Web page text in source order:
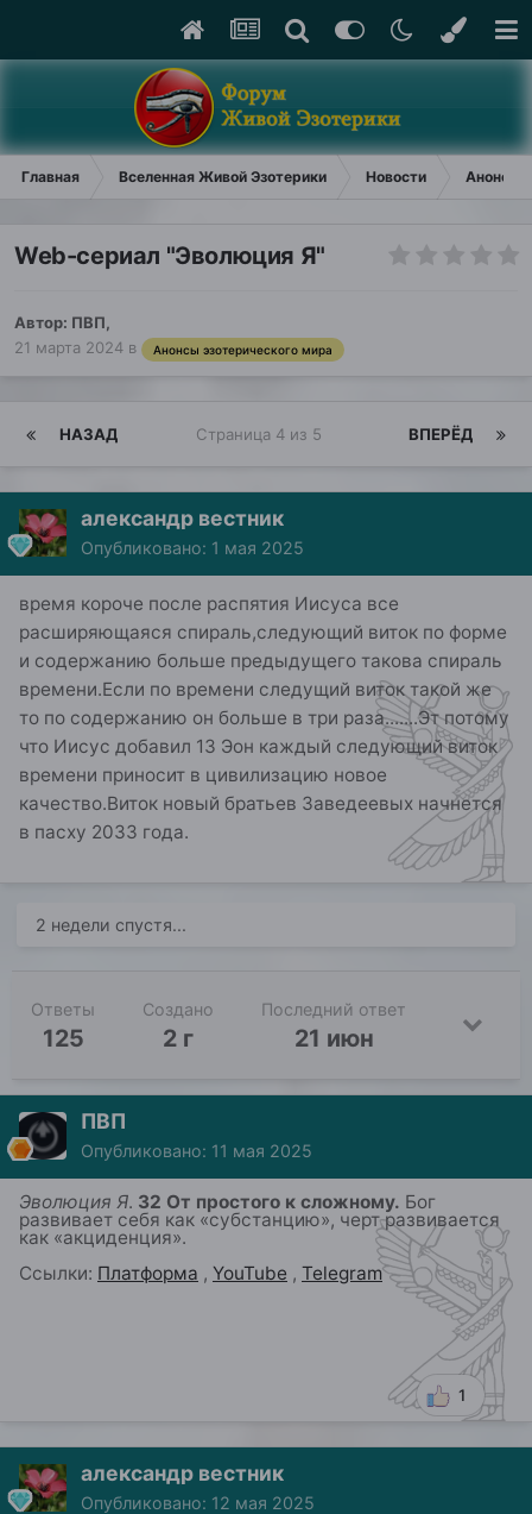
Главная Вселенная Живой Эзотерики Новости Анонсы
Web-сериал "Эволюция Я"
Автор: ПВП,
21 марта 2024 в Анонсы эзотерического мира
НАЗАД ВПЕРЁД
Страница 4 из 5
александр вестник
Опубликовано: 1 мая 2025
время короче после распятия Иисуса все
расширяющаяся спираль,следующий виток по форме
и содержанию больше предыдущего такова спираль
времени.Если по времени следущий виток такой же
то по содержанию он больше в три раза.......Эт потому
что Иисус добавил 13 Эон каждый следующий виток
времени приносит в цивилизацию новое
качество.Виток новый братьев Заведеевых начнется
в пасху 2033 года.
2 недели спустя...
Ответы
125
Создано
2 г
Последний ответ
21 июн
ПВП
Опубликовано: 11 мая 2025
Эволюция Я. 32 От простого к сложному. Бог
развивает себя как «субстанцию», черт развивается
как «акциденция».
Ссылки: Платформа , YouTube , Telegram
1
александр вестник
Опубликовано: 12 мая 2025